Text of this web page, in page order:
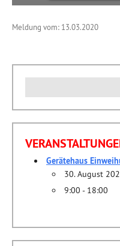
Meldung vom: 13.03.2020
nach:
Gerätehaus
30. August
9:00 - 18:00